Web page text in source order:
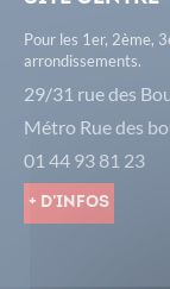
Pour les 1er, 2ème,
arrondissements.
29/31 rue des
Métro Rue des
01 44 93 81 23
+ d'infos